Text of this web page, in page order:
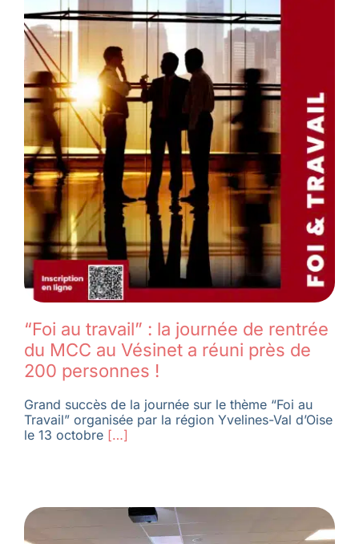
“Foi au travail” : la journée de rentrée
du MCC au Vésinet a réuni près de
200 personnes !
Grand succès de la journée sur le thème “Foi au
Travail” organisée par la région Yvelines-Val d’Oise
le 13 octobre[…]